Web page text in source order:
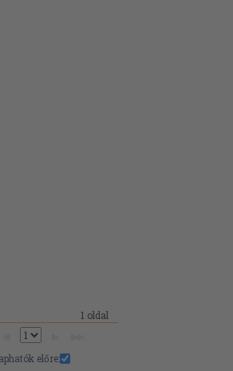
1 oldal
előre: